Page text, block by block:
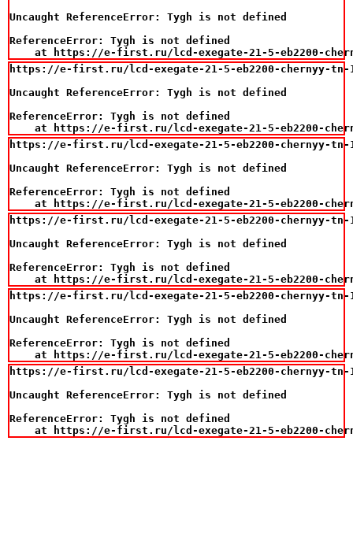
Uncaught ReferenceError: Tygh is not defined
ReferenceError: Tygh is not defined
at https://e-first.ru/lcd-exegate-21-5-eb2200-
https://e-first.ru/lcd-exegate-21-5-eb2200-chernyy-tn-
Uncaught ReferenceError: Tygh is not defined
ReferenceError: Tygh is not defined
at https://e-first.ru/lcd-exegate-21-5-eb2200-
https://e-first.ru/lcd-exegate-21-5-eb2200-chernyy-tn-
Uncaught ReferenceError: Tygh is not defined
ReferenceError: Tygh is not defined
at https://e-first.ru/lcd-exegate-21-5-eb2200-
https://e-first.ru/lcd-exegate-21-5-eb2200-chernyy-tn-
Uncaught ReferenceError: Tygh is not defined
ReferenceError: Tygh is not defined
at https://e-first.ru/lcd-exegate-21-5-eb2200-
https://e-first.ru/lcd-exegate-21-5-eb2200-chernyy-tn-
Uncaught ReferenceError: Tygh is not defined
ReferenceError: Tygh is not defined
at https://e-first.ru/lcd-exegate-21-5-eb2200-
https://e-first.ru/lcd-exegate-21-5-eb2200-chernyy-tn-
Uncaught ReferenceError: Tygh is not defined
ReferenceError: Tygh is not defined
at https://e-first.ru/lcd-exegate-21-5-eb2200-